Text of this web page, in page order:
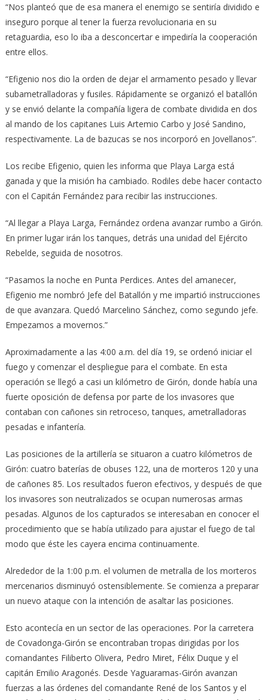
“Nos planteó que de esa manera el enemigo se sentiría dividido e
inseguro porque al tener la fuerza revolucionaria en su
retaguardia, eso lo iba a desconcertar e impediría la cooperación
entre ellos.
“Efigenio nos dio la orden de dejar el armamento pesado y llevar
subametralladoras y fusiles. Rápidamente se organizó el batallón
y se envió delante la compañía ligera de combate dividida en dos
al mando de los capitanes Luis Artemio Carbo y José Sandino,
respectivamente. La de bazucas se nos incorporó en Jovellanos”.
Los recibe Efigenio, quien les informa que Playa Larga está
ganada y que la misión ha cambiado. Rodiles debe hacer contacto
con el Capitán Fernández para recibir las instrucciones.
“Al llegar a Playa Larga, Fernández ordena avanzar rumbo a Girón.
En primer lugar irán los tanques, detrás una unidad del Ejército
Rebelde, seguida de nosotros.
“Pasamos la noche en Punta Perdices. Antes del amanecer,
Efigenio me nombró Jefe del Batallón y me impartió instrucciones
de que avanzara. Quedó Marcelino Sánchez, como segundo jefe.
Empezamos a movernos.”
Aproximadamente a las 4:00 a.m. del día 19, se ordenó iniciar el
fuego y comenzar el despliegue para el combate. En esta
operación se llegó a casi un kilómetro de Girón, donde había una
fuerte oposición de defensa por parte de los invasores que
contaban con cañones sin retroceso, tanques, ametralladoras
pesadas e infantería.
Las posiciones de la artillería se situaron a cuatro kilómetros de
Girón: cuatro baterías de obuses 122, una de morteros 120 y una
de cañones 85. Los resultados fueron efectivos, y después de que
los invasores son neutralizados se ocupan numerosas armas
pesadas. Algunos de los capturados se interesaban en conocer el
procedimiento que se había utilizado para ajustar el fuego de tal
modo que éste les cayera encima continuamente.
Alrededor de la 1:00 p.m. el volumen de metralla de los morteros
mercenarios disminuyó ostensiblemente. Se comienza a preparar
un nuevo ataque con la intención de asaltar las posiciones.
Esto acontecía en un sector de las operaciones. Por la carretera
de Covadonga-Girón se encontraban tropas dirigidas por los
comandantes Filiberto Olivera, Pedro Miret, Félix Duque y el
capitán Emilio Aragonés. Desde Yaguaramas-Girón avanzan
fuerzas a las órdenes del comandante René de los Santos y el